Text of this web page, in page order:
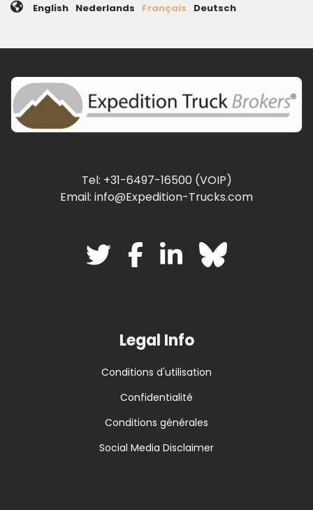
English Nederlands Français Deutsch
Tel: +31-6497-16500 (VOIP)
Email: info@Expedition-Trucks.com
Legal Info
Conditions d'utilisation
Confidentialité
Conditions générales
Social Media Disclaimer